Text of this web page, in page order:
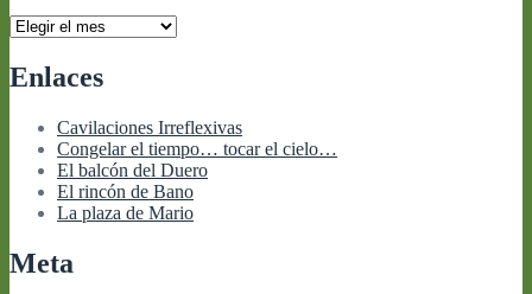
Archivos
Enlaces
Cavilaciones Irreflexivas
Congelar el tiempo… tocar el cielo…
El balcón del Duero
El rincón de Bano
La plaza de Mario
Meta